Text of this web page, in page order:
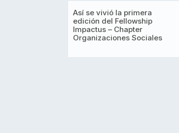
Así se vivió la primera
edición del Fellowship
Impactus – Chapter
Organizaciones Sociales